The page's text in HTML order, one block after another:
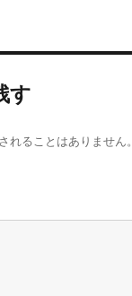
リ
す
れることはありません。